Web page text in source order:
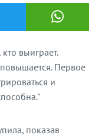
выиграет.
Первое
и
показав